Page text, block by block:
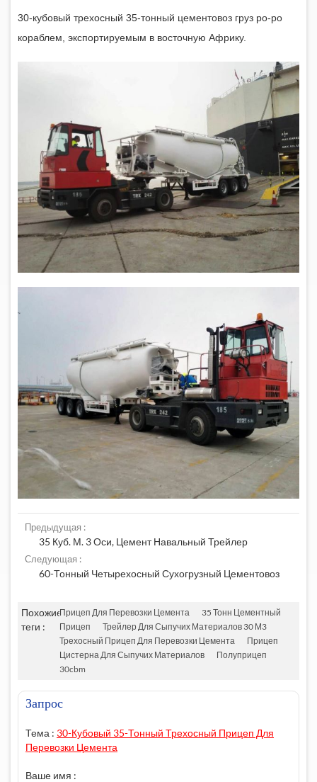
30-кубовый трехосный 35-тонный цементовоз груз ро-ро
кораблем, экспортируемым в восточную Африку.
Предыдущая :
35 Куб. М. 3 Оси, Цемент Навальный Трейлер
Следующая :
60-Тонный Четырехосный Сухогрузный Цементовоз
Похожие
теги :
Прицеп Для Перевозки Цемента
35 Тонн Цементный
Прицеп
Трейлер Для Сыпучих Материалов 30 М3
Трехосный Прицеп Для Перевозки Цемента
Прицеп
Цистерна Для Сыпучих Материалов
Полуприцеп
30cbm
Запрос
Тема : 30-Кубовый 35-Тонный Трехосный Прицеп Для
Перевозки Цемента
Ваше имя :